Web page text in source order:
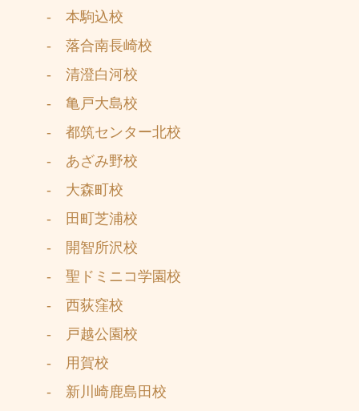
- 本駒込校
- 落合南長崎校
- 清澄白河校
- 亀戸大島校
- 都筑センター北校
- あざみ野校
- 大森町校
- 田町芝浦校
- 開智所沢校
- 聖ドミニコ学園校
- 西荻窪校
- 戸越公園校
- 用賀校
- 新川崎鹿島田校